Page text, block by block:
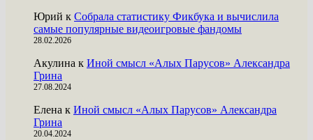
Юрий к Собрала статистику Фикбука и вычислила
самые популярные видеоигровые фандомы
28.02.2026
Акулина к Иной смысл «Алых Парусов» Александра
Грина
27.08.2024
Елена к Иной смысл «Алых Парусов» Александра
Грина
20.04.2024